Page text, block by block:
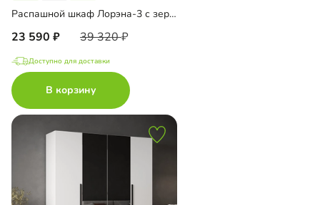
Распашной шкаф Лорэна-3 с зеркалом
23 590 39 320
Доступно для доставки
В корзину